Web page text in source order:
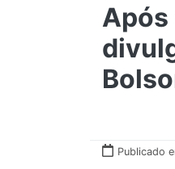
Após
Publicado